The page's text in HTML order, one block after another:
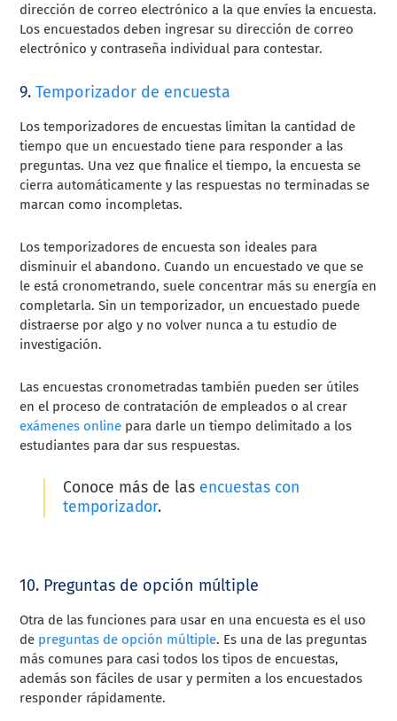
dirección de correo electrónico a la que envíes la encuesta.
Los encuestados deben ingresar su dirección de correo
electrónico y contraseña individual para contestar.
9.Temporizador de encuesta
Los temporizadores de encuestas limitan la cantidad de
tiempo que un encuestado tiene para responder a las
preguntas. Una vez que finalice el tiempo, la encuesta se
cierra automáticamente y las respuestas no terminadas se
marcan como incompletas.
Los temporizadores de encuesta son ideales para
disminuir el abandono. Cuando un encuestado ve que se
le está cronometrando, suele concentrar más su energía en
completarla. Sin un temporizador, un encuestado puede
distraerse por algo y no volver nunca a tu estudio de
investigación.
Las encuestas cronometradas también pueden ser útiles
en el proceso de contratación de empleados o al crear
exámenes online para darle un tiempo delimitado a los
estudiantes para dar sus respuestas.
Conoce más de las encuestas con
temporizador.
10. Preguntas de opción múltiple
Otra de las funciones para usar en una encuesta es el uso
de preguntas de opción múltiple. Es una de las preguntas
más comunes para casi todos los tipos de encuestas,
además son fáciles de usar y permiten a los encuestados
responder rápidamente.